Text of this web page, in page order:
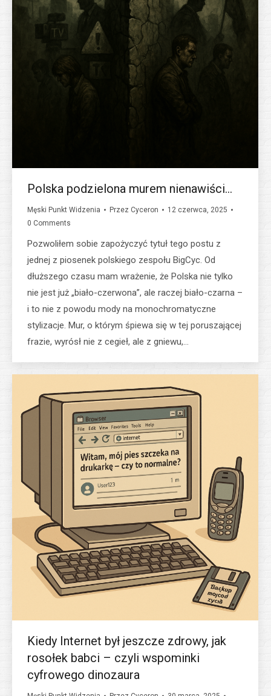
Polska podzielona murem nienawiści…
Męski Punkt Widzenia Przez Cyceron
12 czerwca, 2025
0 Comments
Pozwoliłem sobie zapożyczyć tytuł tego postu z
jednej z piosenek polskiego zespołu BigCyc. Od
dłuższego czasu mam wrażenie, że Polska nie tylko
nie jest już „biało-czerwona”, ale raczej biało-czarna –
i to nie z powodu mody na monochromatyczne
stylizacje. Mur, o którym śpiewa się w tej poruszającej
frazie, wyrósł nie z cegieł, ale z gniewu,…
Kiedy Internet był jeszcze zdrowy, jak
rosołek babci – czyli wspominki
cyfrowego dinozaura